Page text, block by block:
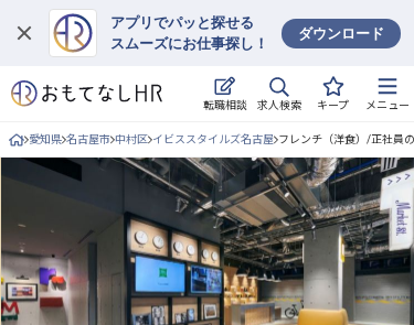
アプリでパッと探せる
スムーズにお仕事探し！
ダウンロード
転職相談 求人検索 キープ メニュー
ログイン
求人・施設を探す
キープした求人
就職・転職 合同説明会
おもてなしHRについて
愛知県 名古屋市 中村区 イビススタイルズ名古屋 フレンチ（洋食）/正社員の